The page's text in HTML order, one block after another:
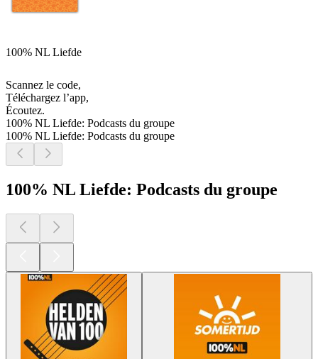
100% NL Liefde
Scannez le code,
Téléchargez l’app,
Écoutez.
100% NL Liefde: Podcasts du groupe
100% NL Liefde: Podcasts du groupe
100% NL Liefde: Podcasts du groupe